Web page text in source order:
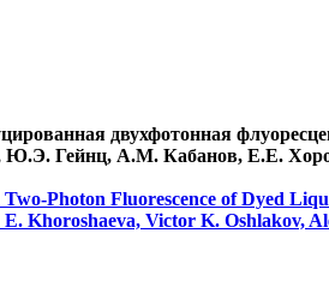
двухфотонная
Гейнц, А.М. Кабанов, Е.Е.
Photon Fluorescence of Dyed
Khoroshaeva, Victor K. Oshlakov,